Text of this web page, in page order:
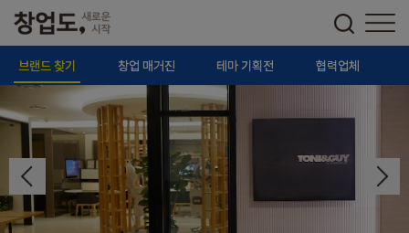
브랜드 찾기 창업 매거진 테마 기획전 협력업체